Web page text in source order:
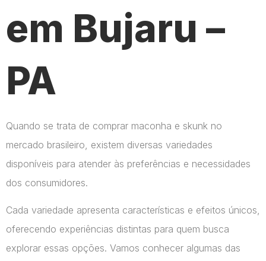
em Bujaru –
PA
Quando se trata de comprar maconha e skunk no
mercado brasileiro, existem diversas variedades
disponíveis para atender às preferências e necessidades
dos consumidores.
Cada variedade apresenta características e efeitos únicos,
oferecendo experiências distintas para quem busca
explorar essas opções. Vamos conhecer algumas das